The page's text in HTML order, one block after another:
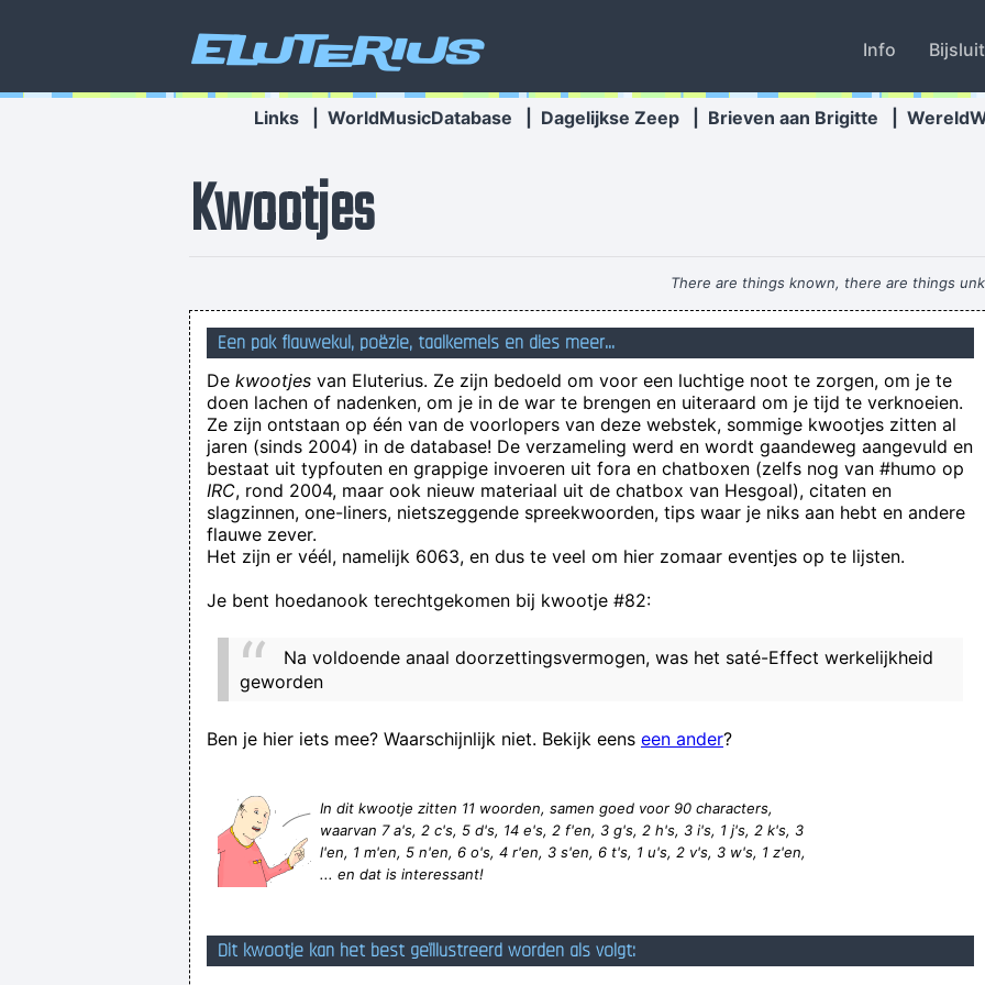
Eluterius Info
Links WorldMusicDatabase Dagelijkse Zeep Brieven aan Brigitte
Kwootjes
There are things known, there are things
Pandora's Bog: een publiek toilet met het deksel naar
image We informeren hierbij dat we een adresbevestiging nodig hebben om de
Dagelijks iedereen tegen hun geweten willen schoppen want vlees is moord en uit den boze. Lang
Ah. En als ik gewoon direct een fricandel
am Arsch geleckt, im Arsch geleckt, woran auch immer geleckt, wie kann es sein dass man in der letzte
Ik heb niks met drank, mijn hond is een teef, ik
Een onverbeterlijke zuiplap zei ooit de wijze
Een pak flauwekul, poëzie, taalkemels en dies meer...
De kwootjes van Eluterius. Ze zijn bedoeld om voor een luchtige noot te zorgen, om je te
doen lachen of nadenken, om je in de war te brengen en uiteraard om je tijd te verknoeien.
Ze zijn ontstaan op één van de voorlopers van deze webstek, sommige kwootjes zitten al
jaren (sinds 2004) in de database! De verzameling werd en wordt gaandeweg aangevuld en
bestaat uit typfouten en grappige invoeren uit fora en chatboxen (zelfs nog van #humo op
IRC, rond 2004, maar ook nieuw materiaal uit de chatbox van Hesgoal), citaten en
slagzinnen, one-liners, nietszeggende spreekwoorden, tips waar je niks aan hebt en andere
flauwe zever.
Het zijn er véél, namelijk 6063, en dus te veel om hier zomaar eventjes op te lijsten.
Je bent hoedanook terechtgekomen bij kwootje #82:
Na voldoende anaal doorzettingsvermogen, was het saté-Effect werkelijkheid
geworden
Ben je hier iets mee? Waarschijnlijk niet. Bekijk eens een ander?
In dit kwootje zitten 11 woorden, samen goed voor 90 characters,
waarvan 7 a's, 2 c's, 5 d's, 14 e's, 2 f'en, 3 g's, 2 h's, 3 i's, 1 j's, 2 k's, 3
l'en, 1 m'en, 5 n'en, 6 o's, 4 r'en, 3 s'en, 6 t's, 1 u's, 2 v's, 3 w's, 1 z'en,
... en dat is interessant!
Dit kwootje kan het best geïllustreerd worden als volgt: